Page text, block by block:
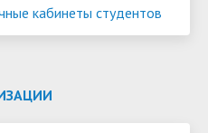
кабинеты студентов